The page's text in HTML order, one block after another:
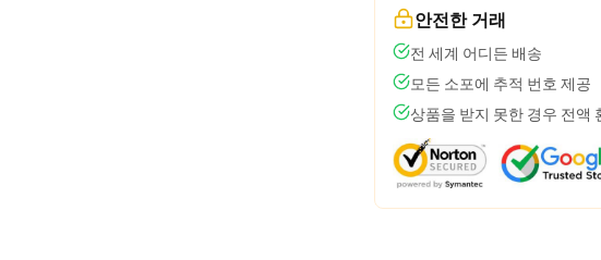
안전한 거래
전 세계 어디든 배송
모든 소포에 추적 번호 제공
상품을 받지 못한 경우 전액